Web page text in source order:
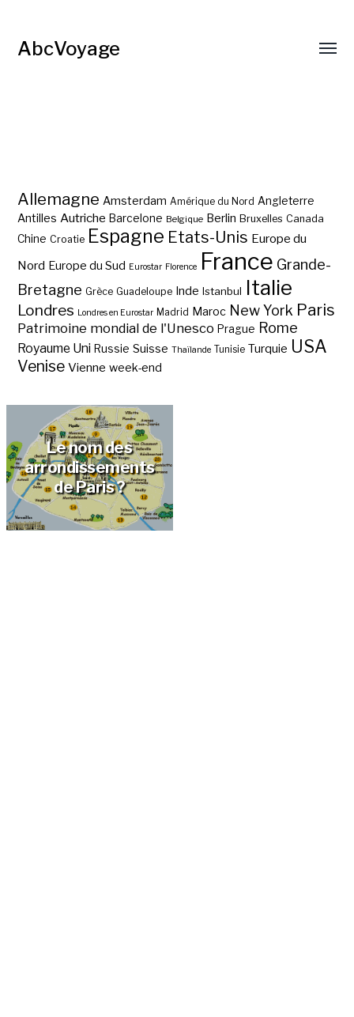
AbcVoyage
Allemagne Amsterdam Amérique du Nord Angleterre
Antilles Autriche Barcelone Belgique Berlin Bruxelles Canada
Chine Croatie Espagne Etats-Unis Europe du
Nord Europe du Sud Eurostar Florence France Grande-
Bretagne Grèce Guadeloupe Inde Istanbul Italie
Londres Londres en Eurostar Madrid Maroc New York Paris
Patrimoine mondial de l'Unesco Prague Rome
Royaume Uni Russie Suisse Thaïlande Tunisie Turquie USA
Venise Vienne week-end
Le nom des
arrondissements
de Paris ?